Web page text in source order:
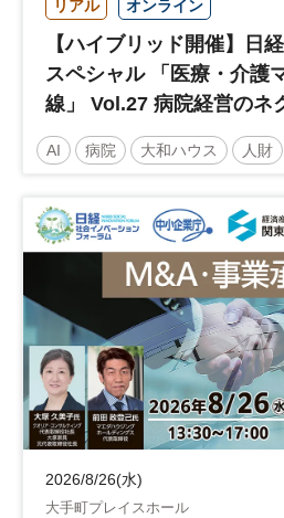
リアル オンライン
【ハイブリッド開催】日
スペシャル 「医療・介護
線」 Vol.27 病院経営のネ
～診療報酬改定のその先
略で描く持続可能な未来
AI 病院 大和ハウス 人財
日経健康セミナー 病院経営
土日祝開催
2026/8/26(水)
大手町プレイスホール